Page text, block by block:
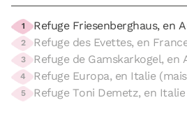
1 Refuge Friesenberghaus, en
2 Refuge des Evettes, en
3 Refuge de Gamskarkogel, en
4 Refuge Europa, en Italie
5 Refuge Toni Demetz, en Italie